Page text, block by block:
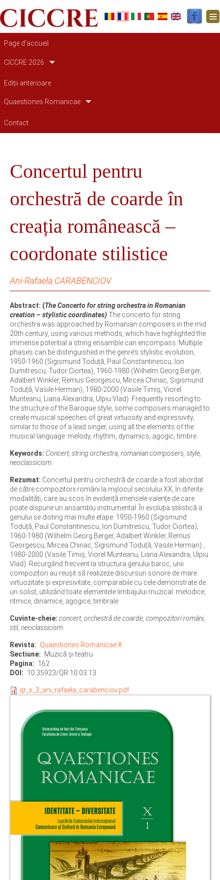
Navigation principale
Page d'accueil
CICCRE 2026
Ediții anterioare
Quaestiones Romanicae
Contact
Concertul pentru
orchestră de coarde în
creația românească –
coordonate stilistice
Ani-Rafaela CARABENCIOV
Abstract: (The Concerto for string orchestra in Romanian
creation – stylistic coordinates) The concerto for string
orchestra was approached by Romanian composers in the mid
20th century, using various methods, which have highlighted the
immense potential a string ensamble can encompass. Multiple
phases can be distinguished in the genre’s stylistic evolution,
1950-1960 (Sigismund Toduță, Paul Constantinescu, Ion
Dumitrescu, Tudor Ciortea), 1960-1980 (Wilhelm Georg Berger,
Adalbert Winkler, Remus Georgescu, Mircea Chiriac, Șigismund
Toduță, Vasile Herman), 1980-2000 (Vasile Timiș, Viorel
Munteanu, Liana Alexandra, Ulpiu Vlad). Frequently resorting to
the structure of the Baroque style, some composers managed to
create musical speeches of great virtuosity and expressivity,
similar to those of a lead singer, using all the elements of the
musical language: melody, rhythm, dynamics, agogic, timbre.
Keywords: Concert, string orchestra, romanian composers, style,
neoclassicism.
Rezumat: Concertul pentru orchestră de coarde a fost abordat
de către compozitorii români la mijlocul secolului XX, în diferite
modalități, care au scos în evidență imensele valențe de care
poate dispune un ansamblu instrumental. În evoluția stilistică a
genului se disting mai multe etape: 1950-1960 (Sigismund
Toduță, Paul Constantinescu, Ion Dumitrescu, Tudor Ciortea);
1960-1980 (Wilhelm Georg Berger, Adalbert Winkler, Remus
Georgescu, Mircea Chiriac, Sigismund Toduță, Vasile Herman) ;
1980-2000 (Vasile Timiș, Viorel Munteanu, Liana Alexandra, Ulpiu
Vlad). Recurgând frecvent la structura genului baroc, unii
compozitori au reușit să realizeze discursuri sonore de mare
virtuozitate și expresivitate, comparabile cu cele demonstrate de
un solist, utilizând toate elementele limbajului muzical: melodice,
ritmice, dinamice, agogice, timbrale.
Cuvinte-cheie: concert, orchestră de coarde, compozitori români,
stil, neoclassicism.
Revista
Quaestiones Romanicae X
Sectiune
Muzică și teatru
Pagina
162
DOI
10.35923/QR.10.03.13
qr_x_3_ani_rafaela_carabenciov.pdf